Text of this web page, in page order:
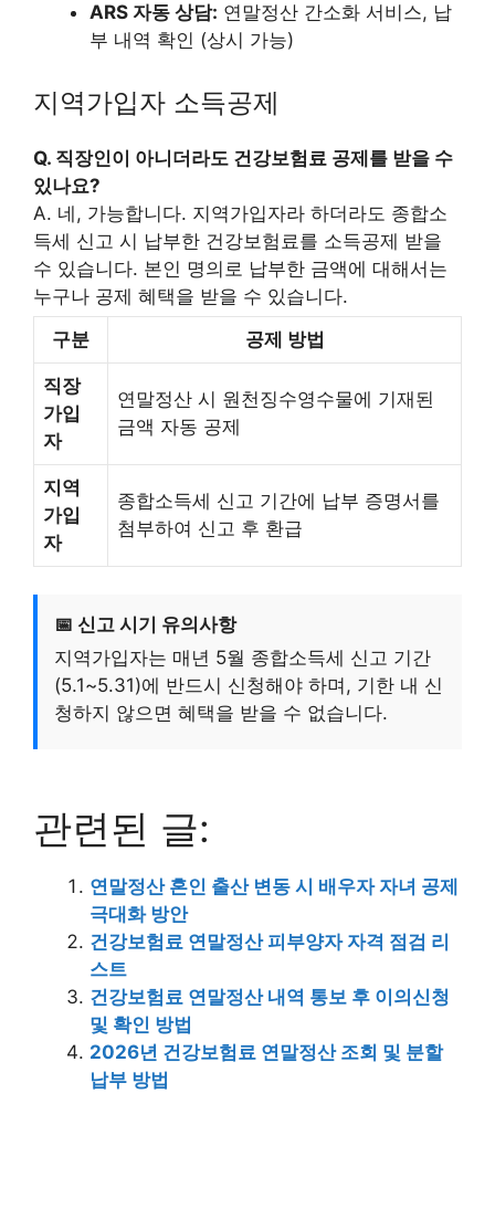
ARS 자동 상담: 연말정산 간소화 서비스, 납
부 내역 확인 (상시 가능)
지역가입자 소득공제
Q. 직장인이 아니더라도 건강보험료 공제를 받을 수
있나요?
A. 네, 가능합니다. 지역가입자라 하더라도 종합소
득세 신고 시 납부한 건강보험료를 소득공제 받을
수 있습니다. 본인 명의로 납부한 금액에 대해서는
누구나 공제 혜택을 받을 수 있습니다.
구분
공제 방법
직장
가입
자
연말정산 시 원천징수영수물에 기재된
금액 자동 공제
지역
가입
자
종합소득세 신고 기간에 납부 증명서를
첨부하여 신고 후 환급
📅 신고 시기 유의사항
지역가입자는 매년 5월 종합소득세 신고 기간
(5.1~5.31)에 반드시 신청해야 하며, 기한 내 신
청하지 않으면 혜택을 받을 수 없습니다.
관련된 글:
연말정산 혼인 출산 변동 시 배우자 자녀 공제
극대화 방안
건강보험료 연말정산 피부양자 자격 점검 리
스트
건강보험료 연말정산 내역 통보 후 이의신청
및 확인 방법
2026년 건강보험료 연말정산 조회 및 분할
납부 방법